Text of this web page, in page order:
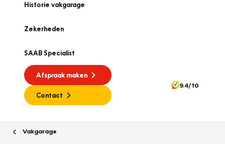
Historie vakgarage
Zekerheden
SAAB Specialist
Afspraak maken
Contact
9.4/10
Vakgarage